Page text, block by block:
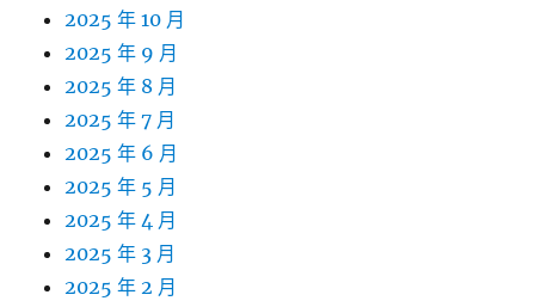
2025 年 10 月
2025 年 9 月
2025 年 8 月
2025 年 7 月
2025 年 6 月
2025 年 5 月
2025 年 4 月
2025 年 3 月
2025 年 2 月